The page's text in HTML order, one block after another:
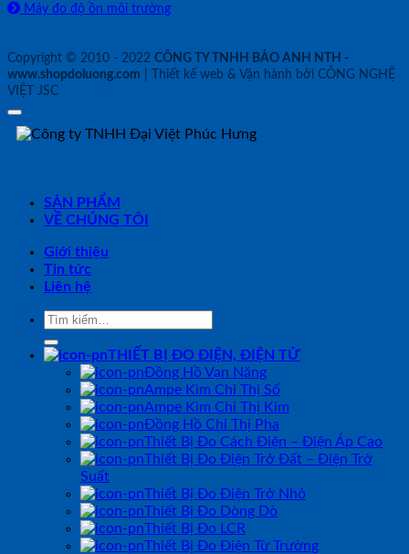
Máy đo độ ồn môi trường
Copyright © 2010 - 2022 CÔNG TY TNHH BẢO ANH NTH -
www.shopdoluong.com | Thiết kế web & Vận hành bởi CÔNG NGHỆ
VIỆT JSC
SẢN PHẨM
VỀ CHÚNG TÔI
Giới thiệu
Tin tức
Liên hệ
Tìm
THIẾT BỊ ĐO ĐIỆN, ĐIỆN TỬ
Đồng Hồ Vạn Năng
Ampe Kìm Chỉ Thị Số
Ampe Kìm Chỉ Thị Kim
Đồng Hồ Chỉ Thị Pha
Thiết Bị Đo Cách Điện – Điện Áp Cao
Thiết Bị Đo Điện Trở Đất – Điện Trở
Suất
Thiết Bị Đo Điện Trở Nhỏ
Thiết Bị Đo Dòng Dò
Thiết Bị Đo LCR
Thiết Bị Đo Điện Từ Trường